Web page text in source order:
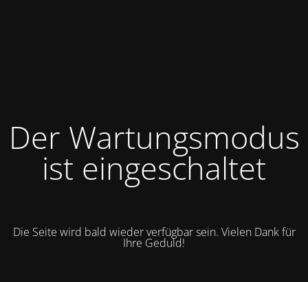
Der Wartungsmodus
ist eingeschaltet
Die Seite wird bald wieder verfügbar sein. Vielen Dank für
Ihre Geduld!